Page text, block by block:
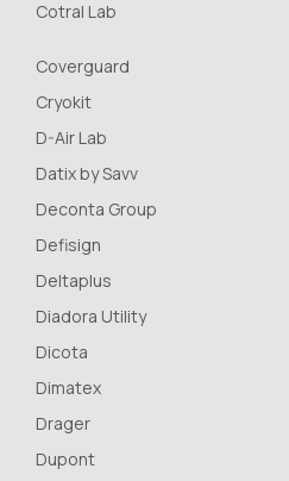
Cotral Lab
Coverguard
Cryokit
D-Air Lab
Datix by Savv
Deconta Group
Defisign
Deltaplus
Diadora Utility
Dicota
Dimatex
Drager
Dupont